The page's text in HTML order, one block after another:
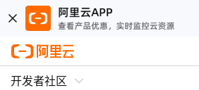
开发者社区